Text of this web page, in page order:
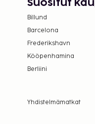
Suositut
Billund
Barcelona
Frederikshavn
Kööpenhamina
Berliini
Yhdistelmämatkat